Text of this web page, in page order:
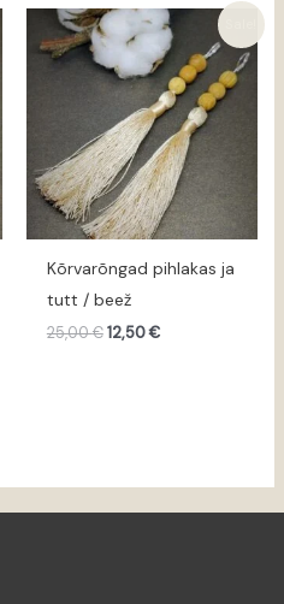
Kõrvarõngad pihlakas ja
tutt / beež
25,00€
Algne
hind
25,00 €.
12,50€
Praegune
hind
on:
12,50 €.